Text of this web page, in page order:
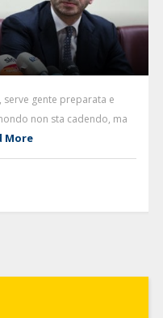
gente preparata e
non sta cadendo, ma
More